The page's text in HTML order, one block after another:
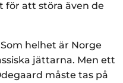
att störa även de
helhet är Norge
jättarna. Men ett
måste tas på